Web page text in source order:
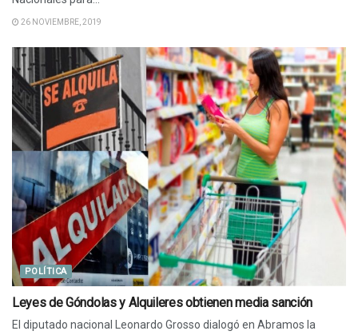
26 NOVIEMBRE, 2019
POLÍTICA
Leyes de Góndolas y Alquileres obtienen media sanción
El diputado nacional Leonardo Grosso dialogó en Abramos la